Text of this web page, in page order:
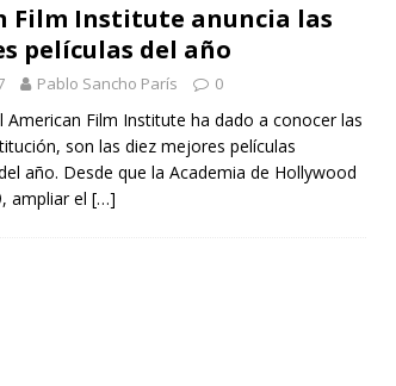
Film Institute anuncia las
películas del año
Pablo Sancho París 0
American Film Institute ha dado a conocer las
son las diez mejores películas
año. Desde que la Academia de Hollywood
ampliar el […]